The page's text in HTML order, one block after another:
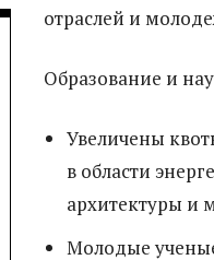
отраслей и
Образование и
Увеличены
в области
архитектуры и
Молодые